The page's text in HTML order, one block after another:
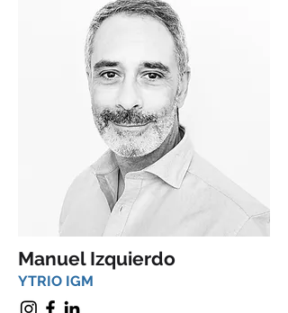
Manuel Izquierdo
YTRIO IGM